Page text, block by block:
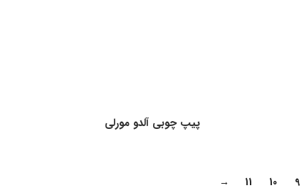
پیپ چوبی آلدو مورلی
9
10
11
→